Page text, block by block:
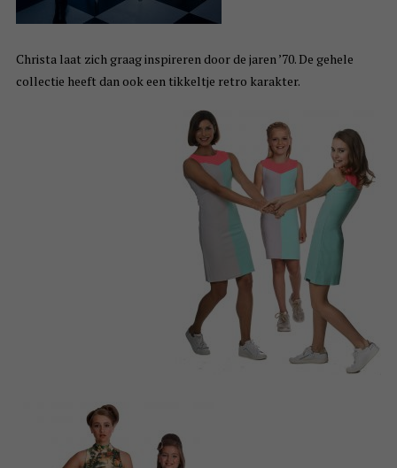
Christa laat zich graag inspireren door de jaren ’70. De gehele
collectie heeft dan ook een tikkeltje retro karakter.